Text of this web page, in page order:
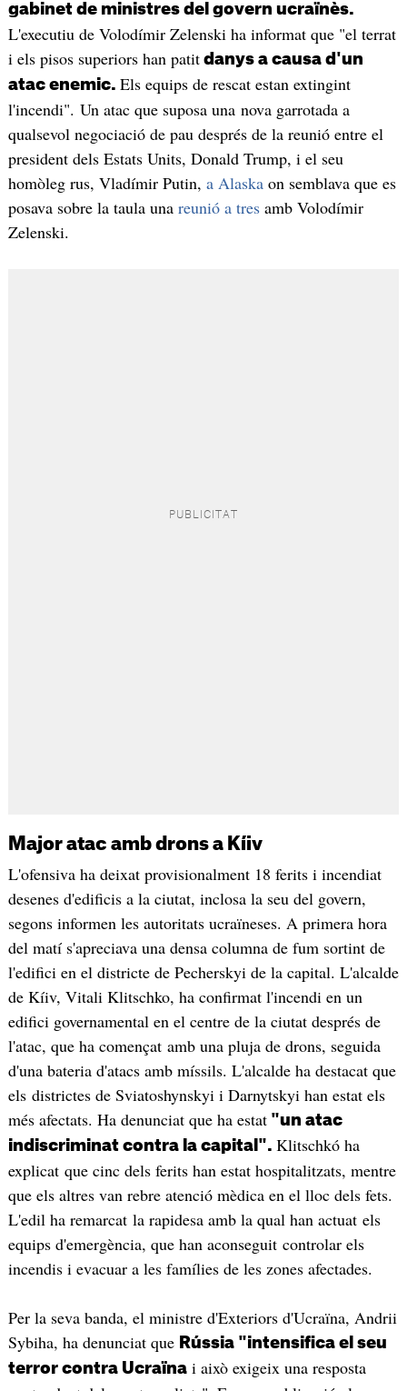
gabinet de ministres del govern ucraïnès.
L'executiu de Volodímir Zelenski ha informat que "el terrat
i els pisos superiors han patitdanys a causa d'un
atac enemic. Els equips de rescat estan extingint
l'incendi". Un atac que suposa una nova garrotada a
qualsevol negociació de pau després de la reunió entre el
president dels Estats Units, Donald Trump, i el seu
homòleg rus, Vladímir Putin, a Alaskaon semblava que es
posava sobre la taula una reunió a tresamb Volodímir
Zelenski.
Major atac amb drons a Kíiv
L'ofensiva ha deixat provisionalment 18 ferits i incendiat
desenes d'edificis a la ciutat, inclosa la seu del govern,
segons informen les autoritats ucraïneses. A primera hora
del matí s'apreciava una densa columna de fum sortint de
l'edifici en el districte de Pecherskyi de la capital. L'alcalde
de Kíiv, Vitali Klitschko, ha confirmat l'incendi en un
edifici governamental en el centre de la ciutat després de
l'atac, que ha començat amb una pluja de drons, seguida
d'una bateria d'atacs amb míssils. L'alcalde ha destacat que
els districtes de Sviatoshynskyi i Darnytskyi han estat els
més afectats. Ha denunciat que ha estat"un atac
indiscriminat contra la capital". Klitschkó ha
explicat que cinc dels ferits han estat hospitalitzats, mentre
que els altres van rebre atenció mèdica en el lloc dels fets.
L'edil ha remarcat la rapidesa amb la qual han actuat els
equips d'emergència, que han aconseguit controlar els
incendis i evacuar a les famílies de les zones afectades.
Per la seva banda, el ministre d'Exteriors d'Ucraïna, Andrii
Sybiha, ha denunciat que Rússia "intensifica el seu
terror contra Ucraïnai això exigeix una resposta